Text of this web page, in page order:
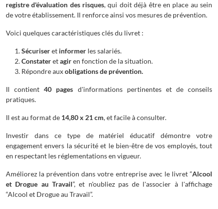
registre d'évaluation des risques, qui doit déjà être en place au sein
de votre établissement. Il renforce ainsi vos mesures de prévention.
Voici quelques caractéristiques clés du livret :
Sécuriseret informer les salariés.
Constateretagiren fonction de la situation.
Répondre auxobligations de prévention.
Il contient40 pages d'informations pertinentes et de conseils
pratiques.
Il est au format de 14,80 x 21 cm, et facile à consulter.
Investir dans ce type de matériel éducatif démontre votre
engagement envers la sécurité et le bien-être de vos employés, tout
en respectant les réglementations en vigueur.
Améliorez la prévention dans votre entreprise avec le livret “Alcool
et Drogue au Travail”, et n'oubliez pas de l'associer à l'affichage
“Alcool et Drogue au Travail”.